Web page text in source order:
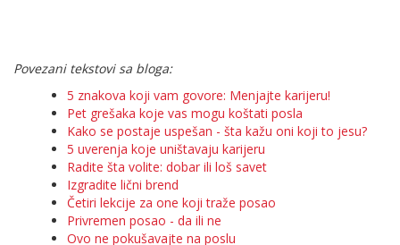
Povezani tekstovi sa bloga:
5 znakova koji vam govore: Menjajte karijeru!
Pet grešaka koje vas mogu koštati posla
Kako se postaje uspešan - šta kažu oni koji to jesu?
5 uverenja koje uništavaju karijeru
Radite šta volite: dobar ili loš savet
Izgradite lični brend
Četiri lekcije za one koji traže posao
Privremen posao - da ili ne
Ovo ne pokušavajte na poslu